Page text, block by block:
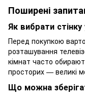
Поширені
Як вибрати
Перед покупкою
розташування
кімнат часто
просторих — великі
Що можна